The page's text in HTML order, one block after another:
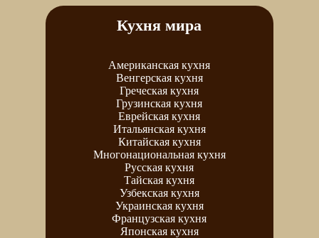
Кухня мира
Американская кухня
Венгерская кухня
Греческая кухня
Грузинская кухня
Еврейская кухня
Итальянская кухня
Китайская кухня
Многонациональная кухня
Русская кухня
Тайская кухня
Узбекская кухня
Украинская кухня
Французская кухня
Японская кухня